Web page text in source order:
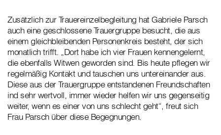
Zusätzlich zur Trauereinzelbegleitung hat Gabriele Parsch
auch eine geschlossene Trauergruppe besucht, die aus
einem gleichbleibenden Personenkreis besteht, der sich
monatlich trifft. „Dort habe ich vier Frauen kennengelernt,
die ebenfalls Witwen geworden sind. Bis heute pflegen wir
regelmäßig Kontakt und tauschen uns untereinander aus.
Diese aus der Trauergruppe entstandenen Freundschaften
ind sehr wertvoll, immer wieder helfen wir uns gegenseitig
weiter, wenn es einer von uns schlecht geht“, freut sich
Frau Parsch über diese Begegnungen.